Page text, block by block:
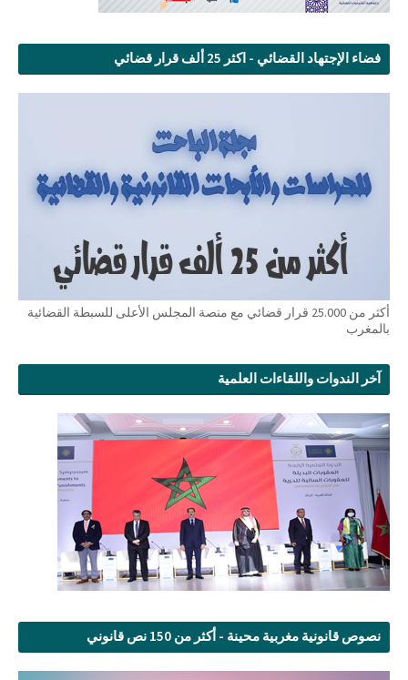
فضاء الإجتهاد القضائي - اكثر 25 ألف قرار قضائي
أكثر من 25.000 قرار قضائي مع منصة المجلس الأعلى للسبطة القضائية
بالمغرب
آخر الندوات واللقاءات العلمية
نصوص قانونية مغربية محينة - أكثر من 150 نص قانوني